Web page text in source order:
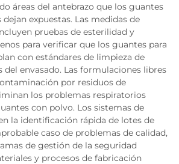
áreas del antebrazo que los guantes
expuestas. Las medidas de
pruebas de esterilidad y
para verificar que los guantes para
con estándares de limpieza de
envasado. Las formulaciones libres
por residuos de
los problemas respiratorios
con polvo. Los sistemas de
la identificación rápida de lotes de
caso de problemas de calidad,
de gestión de la seguridad
y procesos de fabricación